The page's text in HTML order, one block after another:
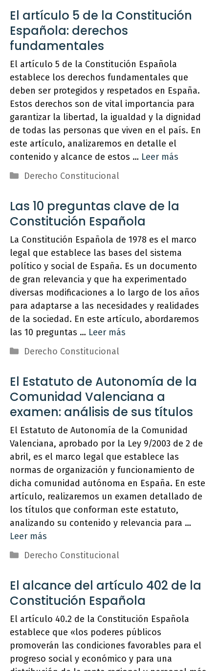
El artículo 5 de la Constitución
Española: derechos
fundamentales
El artículo 5 de la Constitución Española
establece los derechos fundamentales que
deben ser protegidos y respetados en España.
Estos derechos son de vital importancia para
garantizar la libertad, la igualdad y la dignidad
de todas las personas que viven en el país. En
este artículo, analizaremos en detalle el
contenido y alcance de estos … Leer más
Categorías
Derecho Constitucional
Las 10 preguntas clave de la
Constitución Española
La Constitución Española de 1978 es el marco
legal que establece las bases del sistema
político y social de España. Es un documento
de gran relevancia y que ha experimentado
diversas modificaciones a lo largo de los años
para adaptarse a las necesidades y realidades
de la sociedad. En este artículo, abordaremos
las 10 preguntas … Leer más
Categorías
Derecho Constitucional
El Estatuto de Autonomía de la
Comunidad Valenciana a
examen: análisis de sus títulos
El Estatuto de Autonomía de la Comunidad
Valenciana, aprobado por la Ley 9/2003 de 2 de
abril, es el marco legal que establece las
normas de organización y funcionamiento de
dicha comunidad autónoma en España. En este
artículo, realizaremos un examen detallado de
los títulos que conforman este estatuto,
analizando su contenido y relevancia para …
Leer más
Categorías
Derecho Constitucional
El alcance del artículo 402 de la
Constitución Española
El artículo 40.2 de la Constitución Española
establece que «los poderes públicos
promoverán las condiciones favorables para el
progreso social y económico y para una